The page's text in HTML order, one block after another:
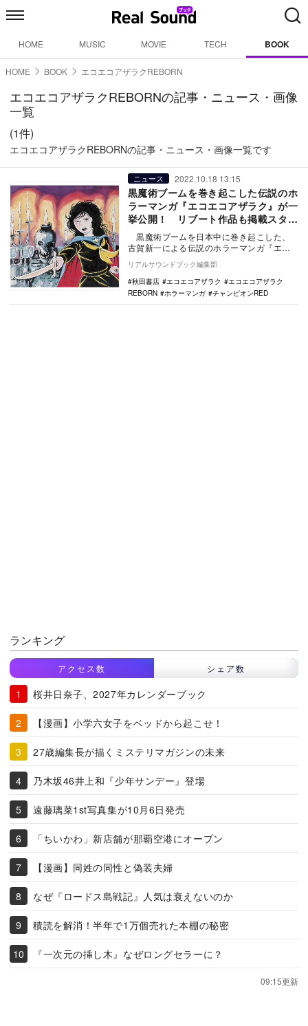
HOME MUSIC MOVIE TECH BOOK
HOME BOOK エコエコアザラクREBORN
エコエコアザラクREBORNの記事・ニュース・画像
一覧
(1件)
エコエコアザラクREBORNの記事・ニュース・画像一覧です
ニュース 2022.10.18 13:15
黒魔術ブームを巻き起こした伝説のホ
ラーマンガ『エコエコアザラク』が一
挙公開！ リブート作品も掲載スター
ト
黒魔術ブームを日本中に巻き起こした、
古賀新一による伝説のホラーマンガ『エコ
エコアザラク』が、10月18日より無料WEB
マン…
リアルサウンドブック編集部
秋田書店
エコエコアザラク
エコエコアザラク
REBORN
ホラーマンガ チャンピオンRED
ランキング
アクセス数 シェア数
桜井日奈子、2027年カレンダーブック
【漫画】小学六女子をベッドから起こせ！
27歳編集長が描くミステリマガジンの未来
乃木坂46井上和『少年サンデー』登場
遠藤璃菜1st写真集が10月6日発売
「ちいかわ」新店舗が那覇空港にオープン
【漫画】同姓の同性と偽装夫婦
なぜ『ロードス島戦記』人気は衰えないのか
積読を解消！半年で1万個売れた本棚の秘密
『一次元の挿し木』なぜロングセラーに？
09:15更新